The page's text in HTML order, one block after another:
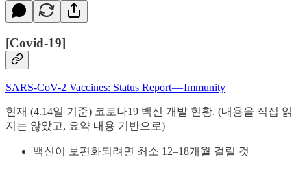
[Covid-19]
SARS-CoV-2 Vaccines: Status Report — Immunity
현재 (4.14일 기준) 코로나19 백신 개발 현황. (내용을 직접 읽
지는 않았고, 요약 내용 기반으로)
백신이 보편화되려면 최소 12–18개월 걸릴 것